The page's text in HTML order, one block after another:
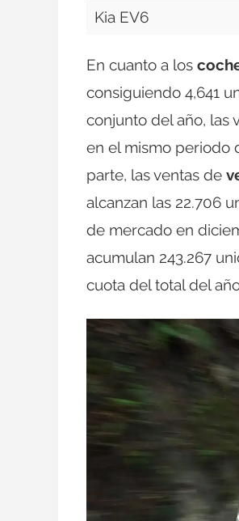
Kia EV6
En cuanto a los
consiguiendo 4,641
conjunto del año, las
en el mismo periodo
parte, las ventas de
alcanzan las 22.706
de mercado en
acumulan 243.267
cuota del total del